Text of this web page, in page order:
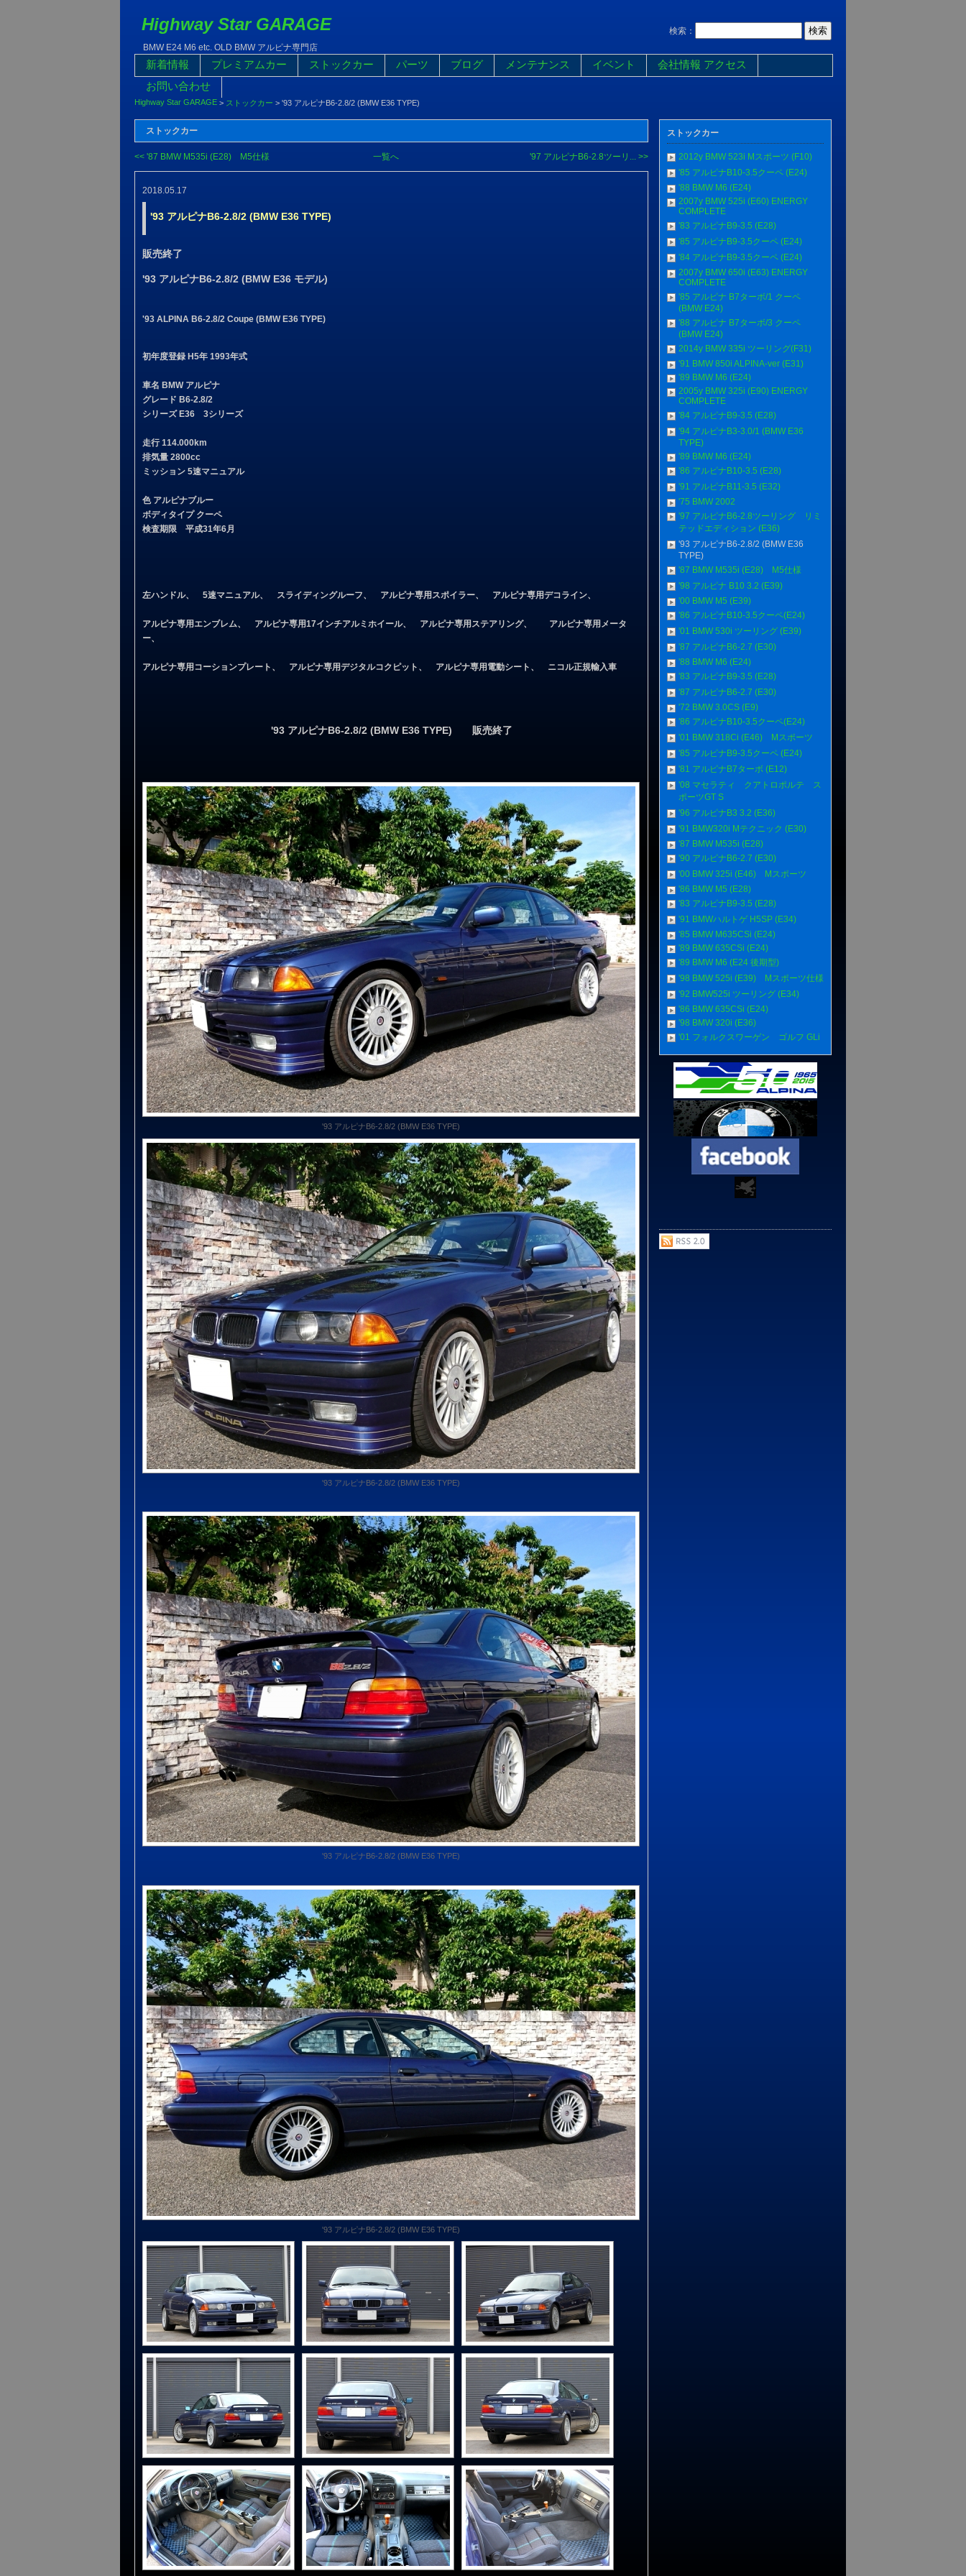
Highway Star GARAGE
BMW E24 M6 etc. OLD BMW アルピナ専門店
検索：
新着情報 プレミアムカー ストックカー パーツ ブログ メンテナンス イベント
会社情報 アクセス
お問い合わせ
Highway Star GARAGE > ストックカー > '93 アルピナB6-2.8/2 (BMW E36 TYPE)
ストックカー
<< '87 BMW M535i (E28) M5仕様 一覧へ '97 アルピナB6-2.8ツーリ... >>
2018.05.17
'93 アルピナB6-2.8/2 (BMW E36 TYPE)
販売終了
'93 アルピナB6-2.8/2 (BMW E36 モデル)
'93 ALPINA B6-2.8/2 Coupe (BMW E36 TYPE)
初年度登録 H5年 1993年式
車名 BMW アルピナ
グレード B6-2.8/2
シリーズ E36 3シリーズ
走行 114.000km
排気量 2800cc
ミッション 5速マニュアル
色 アルピナブルー
ボディタイプ クーペ
検査期限 平成31年6月
左ハンドル、 5速マニュアル、 スライディングルーフ、 アルピナ専用スポイラー、 アルピナ専用デコライン、
アルピナ専用エンブレム、 アルピナ専用17インチアルミホイール、 アルピナ専用ステアリング、 アルピナ専用メータ
ー、
アルピナ専用コーションプレート、 アルピナ専用デジタルコクピット、 アルピナ専用電動シート、 ニコル正規輸入車
'93 アルピナB6-2.8/2 (BMW E36 TYPE) 販売終了
'93 アルピナB6-2.8/2 (BMW E36 TYPE)
'93 アルピナB6-2.8/2 (BMW E36 TYPE)
'93 アルピナB6-2.8/2 (BMW E36 TYPE)
'93 アルピナB6-2.8/2 (BMW E36 TYPE)
ストックカー
2012y BMW 523i Mスポーツ (F10)
'85 アルピナB10-3.5クーペ (E24)
'88 BMW M6 (E24)
2007y BMW 525i (E60) ENERGY
COMPLETE
'83 アルピナB9-3.5 (E28)
'85 アルピナB9-3.5クーペ (E24)
'84 アルピナB9-3.5クーペ (E24)
2007y BMW 650i (E63) ENERGY
COMPLETE
'85 アルピナ B7ターボ/1 クーペ
(BMW E24)
'88 アルピナ B7ターボ/3 クーペ
(BMW E24)
2014y BMW 335i ツーリング(F31)
'91 BMW 850i ALPINA-ver (E31)
'89 BMW M6 (E24)
2005y BMW 325i (E90) ENERGY
COMPLETE
'84 アルピナB9-3.5 (E28)
'94 アルピナB3-3.0/1 (BMW E36
TYPE)
'89 BMW M6 (E24)
'86 アルピナB10-3.5 (E28)
'91 アルピナB11-3.5 (E32)
'75 BMW 2002
'97 アルピナB6-2.8ツーリング リミ
テッドエディション (E36)
'93 アルピナB6-2.8/2 (BMW E36
TYPE)
'87 BMW M535i (E28) M5仕様
'98 アルピナ B10 3.2 (E39)
'00 BMW M5 (E39)
'86 アルピナB10-3.5クーペ(E24)
'01 BMW 530i ツーリング (E39)
'87 アルピナB6-2.7 (E30)
'88 BMW M6 (E24)
'83 アルピナB9-3.5 (E28)
'87 アルピナB6-2.7 (E30)
'72 BMW 3.0CS (E9)
'86 アルピナB10-3.5クーペ(E24)
'01 BMW 318Ci (E46) Mスポーツ
'85 アルピナB9-3.5クーペ (E24)
'81 アルピナB7ターボ (E12)
'08 マセラティ クアトロポルテ ス
ポーツGT S
'96 アルピナB3 3.2 (E36)
'91 BMW320i Mテクニック (E30)
'87 BMW M535i (E28)
'90 アルピナB6-2.7 (E30)
'00 BMW 325i (E46) Mスポーツ
'86 BMW M5 (E28)
'83 アルピナB9-3.5 (E28)
'91 BMWハルトゲ H5SP (E34)
'85 BMW M635CSi (E24)
'89 BMW 635CSi (E24)
'89 BMW M6 (E24 後期型)
'98 BMW 525i (E39) Mスポーツ仕様
'92 BMW525i ツーリング (E34)
'86 BMW 635CSi (E24)
'98 BMW 320i (E36)
'01 フォルクスワーゲン ゴルフ GLi